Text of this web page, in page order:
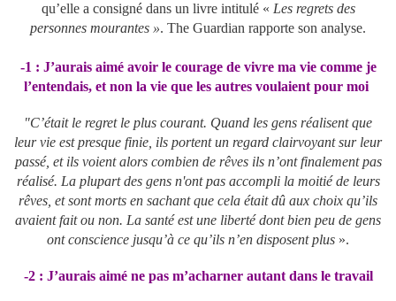
qu’elle a consigné dans un livre intitulé « Les regrets des
personnes mourantes ». The Guardian rapporte son analyse.
-1 : J’aurais aimé avoir le courage de vivre ma vie comme je
l’entendais, et non la vie que les autres voulaient pour moi
"C’était le regret le plus courant. Quand les gens réalisent que
leur vie est presque finie, ils portent un regard clairvoyant sur leur
passé, et ils voient alors combien de rêves ils n’ont finalement pas
réalisé. La plupart des gens n'ont pas accompli la moitié de leurs
rêves, et sont morts en sachant que cela était dû aux choix qu’ils
avaient fait ou non. La santé est une liberté dont bien peu de gens
ont conscience jusqu’à ce qu’ils n’en disposent plus ».
-2 : J’aurais aimé ne pas m’acharner autant dans le travail